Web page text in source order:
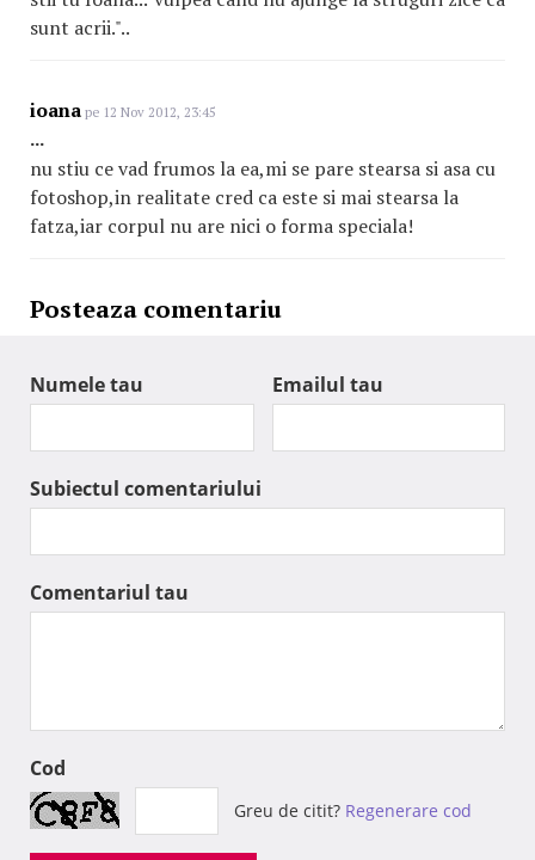
sunt acrii."..
ioana pe 12 Nov 2012, 23:45
...
nu stiu ce vad frumos la ea,mi se pare stearsa si asa cu
fotoshop,in realitate cred ca este si mai stearsa la
fatza,iar corpul nu are nici o forma speciala!
Posteaza comentariu
Numele tau Emailul tau
Subiectul comentariului
Comentariul tau
Cod
Greu de citit? Regenerare cod